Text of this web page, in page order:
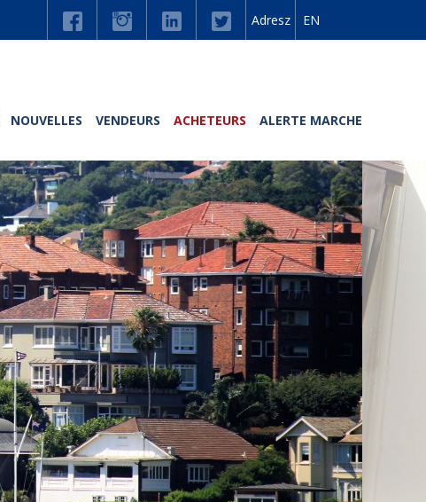
Adresz EN
NOUVELLES VENDEURS ACHETEURS ALERTE MARCHE